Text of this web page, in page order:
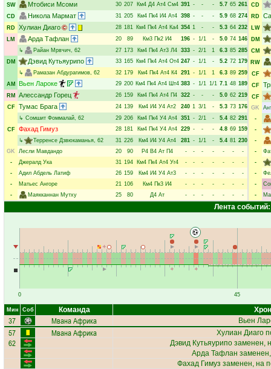
SW
Мтобиси Мсоми 30 207 Км4 Д4 Ат4 См4 391 - - - 5.7 65 261
CD
Никола Мармат 31 205 Км4 Пк4 И4 Ат4 398 - - - 5.9 68 274
RD Хулиан Диаго 28 181 Км4 Пк4 Ат4 Ка4 354 1 - - 5.3 64 232
LM
Арда Тафлан 20 89 Км3 Пк2 И4 196 - 1/1 - 5.0 74 146
↳
Райан Мрвчич, 62 27 173 Км4 Пк4 Ат3 Л4 333 - 2/1 1 6.3 85 285
DM
Дэвид Кутьяурипо 33 165 Км4 Пк4 Ат4 От4 247 - 1/1 - 5.2 72 179
↳
Рамазан Абдурагимов, 62 32 179 Км4 Пк4 Ат4 К4 291 - 1/1 1 6.3 89 259
AM
Вьен Лароке 29 200 Км4 Пк4 Ат4 Шт4 383 - 1/1 1/1 7.1 48 189
RM
Алессандр Горец 26 159 Км4 Пк4 Ат4 П4 322 - - - 5.0 62 219
CF
Тумас Брага 24 139 Км4 И4 У4 Ат2 240 1 3/1 - 5.3 73 176
↳ Сомшит Фоммалай, 62 29 206 Км4 Пк4 У4 Ат4 351 - 2/1 - 5.4 82 291
CF
Фахад Гимуз 28 181 Км4 Пк4 У4 Ат4 229 - - - 4.8 69 159
↳
Терренсе Дзвюкаманья, 62 31 226 Км4 И4 У4 Ат4 281 - 1/1 - 5.4 81 230
GK
Лесли Мавдандо 20 90 Р4 В4 Ат П4 - - - - - -
-
-
Джералд Ука 31 194 Км4 Пк4 Ат4 Уг4 - - - - - -
-
-
Адил Абдель Латиф 26 159 Км4 И4 У4 Ат3 - - - - - -
-
-
Матьес Ангоре 21 106 Км4 Пк3 И4 - - - - - -
-
-
Маякканнан Мутху 25 80 Д4 Ат - - - - - - -
CD
RD
LW
DM
CM
RW
CF
CF
CF
GK
-
-
-
-
-
-
-
-
Лента событий:
0 45
Мин Соб Команда
37 Мвана Африка Вьен
57 Мвана Африка Хулиан Диаго
62 Дэвид Кутьяурипозаменен,
Арда Тафлан
Фахад Гимуз заменен, на